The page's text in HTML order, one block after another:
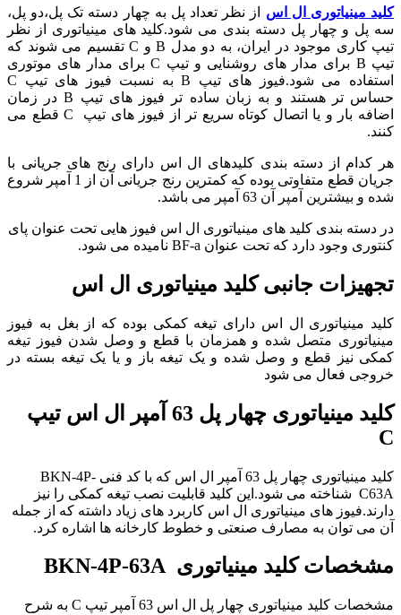
کلید مینیاتوری ال اس از نظر تعداد پل به چهار دسته تک پل،دو پل،
سه پل و چهار پل دسته بندی می شود.کلید های مینیاتوری از نظر
تیپ کاری موجود در ایران، به دو مدل B و C تقسیم می شوند که
تیپ B برای مدار های روشنایی و تیپ C برای مدار های موتوری
استفاده می شود.فیوز های تیپ B به نسبت فیوز های تیپ C
حساس تر هستند و به زبان ساده تر فیوز های تیپ B در زمان
اضافه بار و یا اتصال کوتاه سریع تر از فیوز های تیپ C قطع می
کنند.
هر کدام از دسته بندی کلیدهای ال اس دارای رنج های جریانی با
جریان قطع متفاوتی بوده که کمترین رنج جریانی آن از 1 آمپر شروع
شده و بیشترین آمپر آن 63 آمپر می باشد.
در دسته بندی کلید های مینیاتوری ال اس فیوز هایی تحت عنوان پای
کنتوری وجود دارد که تحت عنوان BF-a نامیده می شود.
تجهیزات جانبی کلید مینیاتوری ال اس
کلید مینیاتوری ال اس دارای تیغه کمکی بوده که از بغل به فیوز
مینیاتوری متصل شده و همزمان با قطع و وصل شدن فیوز تیغه
کمکی نیز قطع و وصل شده و یک تیغه باز و یا یک تیغه بسته در
خروجی فعال می شود
کلید مینیاتوری چهار پل 63 آمپر ال اس
تیپ
C
کلید مینیاتوری چهار پل 63 آمپر ال اس که با کد فنی BKN-4P-
C63A شناخته می شود.این کلید قابلیت نصب تیغه کمکی را نیز
دارند.فیوز های مینیاتوری ال اس کاربرد های زیاد داشته که از جمله
آن می توان به مصارف صنعتی و خطوط کارخانه ها اشاره کرد.
مشخصاتکلید مینیاتوری BKN-4P-63A
مشخصات کلید مینیاتوری چهار پل ال اس 63 آمپر تیپ C به شرح